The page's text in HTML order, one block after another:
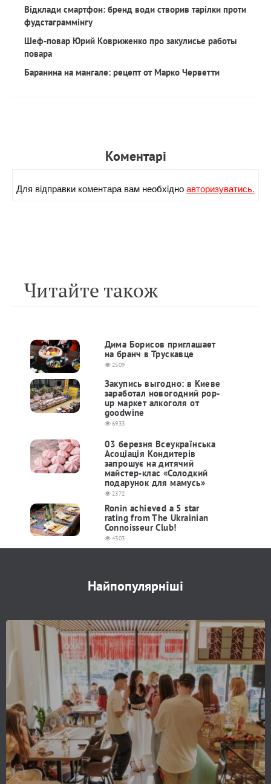
Відклади смартфон: бренд води створив тарілки проти
фудстаграммінгу
Шеф-повар Юрий Ковриженко про закулисье работы
повара
Баранина на мангале: рецепт от Марко Черветти
Коментарi
Для вiдправки коментара вам необхiдноавторизуватись.
Читайте також
Дима Борисов приглашает
на бранч в Трускавце
2509
Закупись выгодно: в Киеве
заработал новогодний pop-
up маркет алкоголя от
goodwine
6933
03 березня Всеукраїнська
Асоціація Кондитерів
запрошує на дитячий
майстер-клас «Солодкий
подарунок для мамусь»
2372
Ronin achieved a 5 star
rating from The Ukrainian
Connoisseur Club!
4303
Найпопулярніші